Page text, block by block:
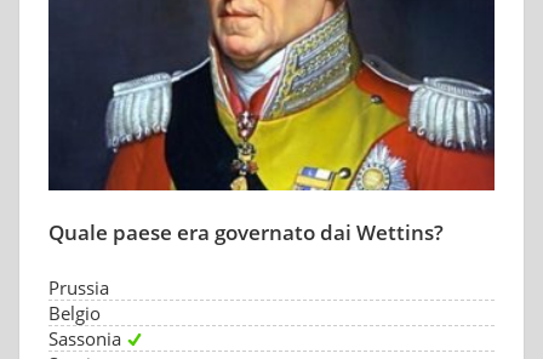
Quale paese era governato dai Wettins?
Prussia
Belgio
Sassonia